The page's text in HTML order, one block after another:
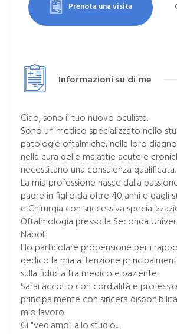
Prenota una visita
Informazioni su di me
Ciao, sono il tuo nuovo oculista.
Sono un medico specializzato nello
patologie oftalmiche, nella loro
nella cura delle malattie acute e
necessitano una consulenza qualificata.
La mia professione nasce dalla
padre in figlio da oltre 40 anni e dagli
e Chirurgia con successiva
Oftalmologia presso la Seconda
Napoli.
Ho particolare propensione per i
dedico la mia attenzione
sulla fiducia tra medico e paziente.
Sarai accolto con cordialità e
principalmente con sincera
mio lavoro.
Ci "vediamo" allo studio...